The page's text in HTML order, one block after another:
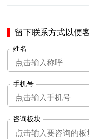
留下联系方式以便
姓名
手机号
咨询板块